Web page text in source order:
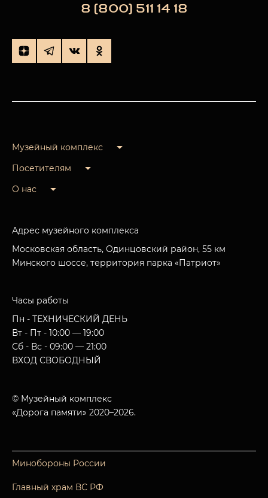
8 (800) 511 14 18
Музейный комплекс
Посетителям
О нас
Адрес музейного комплекса
Московская область, Одинцовский район, 55 км
Минского шоссе, территория парка «Патриот»
Часы работы
Пн - ТЕХНИЧЕСКИЙ ДЕНЬ
Вт - Пт - 10:00 — 19:00
Сб - Вс - 09:00 — 21:00
ВХОД СВОБОДНЫЙ
© Музейный комплекс
«Дорога памяти» 2020–2026.
Минобороны России
Главный храм ВС РФ